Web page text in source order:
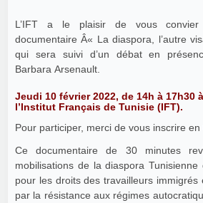
L’IFT a le plaisir de vous
documentaire Â« La diaspora, l’autre
qui sera suivi d’un débat en
Barbara Arsenault.
Jeudi 10 février 2022, de 14h à 17h30
l’Institut Français de Tunisie (IFT).
Pour participer, merci de vous inscrire en
Ce documentaire de 30 minutes
mobilisations de la diaspora
pour les droits des travailleurs
par la résistance aux régimes